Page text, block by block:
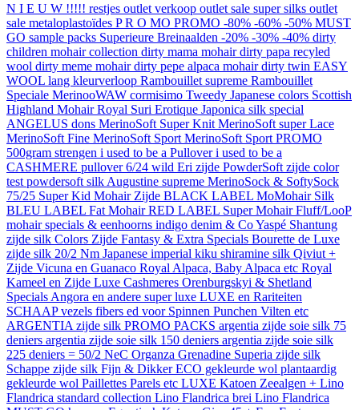
N I E U W !!!!! restjes outlet verkoop outlet sale super silks outlet
sale metaloplastoïdes P R O MO PROMO -80% -60% -50% MUST
GO sample packs Superieure Breinaalden -20% -30% -40% dirty
children mohair collection dirty mama mohairdirty papa recyled
wool dirty meme mohairdirty pepe alpaca mohairdirty twin EASY
WOOL lang kleurverloop Rambouillet supreme Rambouillet
Speciale MerinooWAW cormisimo Tweedy Japanese colors Scottish
Highland MohairRoyal Suri Erotique Japonica silk special
ANGELUS dons MerinoSoft Super Knit MerinoSoft super Lace
MerinoSoft Fine MerinoSoft Sport MerinoSoft Sport PROMO
500gram strengen i used to be a Pulloveri used to be a
CASHMERE pullover6/24 wild Eri zijde PowderSoft zijde color
test powdersoft silk Augustine supreme MerinoSock & SoftySock
75/25 Super Kid Mohair Zijde BLACK LABEL MoMohair Silk
BLEU LABEL Fat Mohair RED LABEL Super Mohair Fluff/LooP
mohair specials & eenhoorns indigo denim & CoYaspé Shantung
zijde silk Colors Zijde Fantasy & Extra Specials Bourette de Luxe
zijde silk 20/2 Nm Japanese imperial kiku shiramine silk Qiviut +
Zijde Vicuna en Guanaco Royal Alpaca, Baby Alpaca etc Royal
Kameel en Zijde Luxe Cashmeres Orenburgskyi & Shetland
Specials Angora en andere super luxe LUXE en Rariteiten
SCHAAPvezels fibers ed voor Spinnen Punchen Vilten etc
ARGENTIA zijde silk PROMO PACKS argentia zijde soie silk 75
deniers argentia zijde soie silk 150 deniers argentia zijde soie silk
225 deniers = 50/2 NeC Organza Grenadine Superia zijde silk
Schappe zijde silk Fijn & DikkerECO gekleurde wol plantaardig
gekleurde wol Paillettes Parels etc LUXE Katoen Zeealgen + Lino
Flandrica standard collection Lino Flandrica brei Lino Flandrica